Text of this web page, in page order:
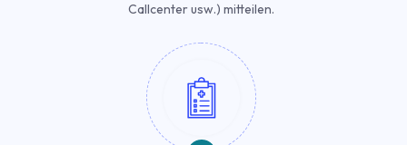
Callcenter usw.) mitteilen.